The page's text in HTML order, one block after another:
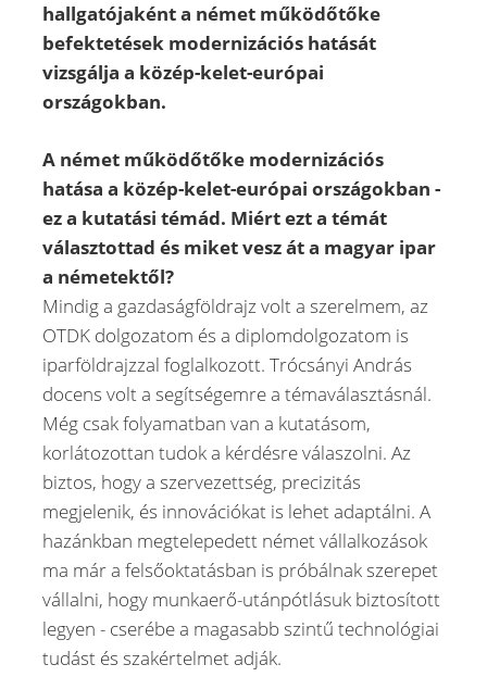
hallgatójaként a német működőtőke
befektetések modernizációs hatását
vizsgálja a közép-kelet-európai
országokban.
A német működőtőke modernizációs
hatása a közép-kelet-európai országokban -
ez a kutatási témád. Miért ezt a témát
választottad és miket vesz át a magyar ipar
a németektől?
Mindig a gazdaságföldrajz volt a szerelmem, az
OTDK dolgozatom és a diplomdolgozatom is
iparföldrajzzal foglalkozott. Trócsányi András
docens volt a segítségemre a témaválasztásnál.
Még csak folyamatban van a kutatásom,
korlátozottan tudok a kérdésre válaszolni. Az
biztos, hogy a szervezettség, precizitás
megjelenik, és innovációkat is lehet adaptálni. A
hazánkban megtelepedett német vállalkozások
ma már a felsőoktatásban is próbálnak szerepet
vállalni, hogy munkaerő-utánpótlásuk biztosított
legyen - cserébe a magasabb szintű technológiai
tudást és szakértelmet adják.